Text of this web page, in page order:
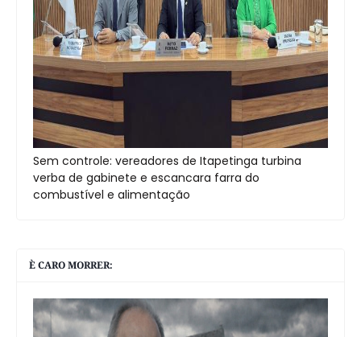
Sem controle: vereadores de Itapetinga turbina
verba de gabinete e escancara farra do
combustível e alimentação
È CARO MORRER: